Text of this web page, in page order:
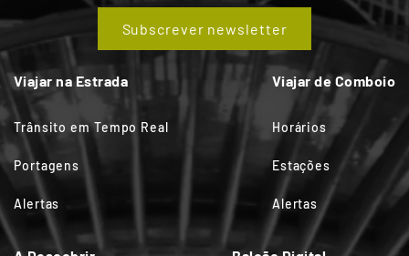
Subscrever newsletter
Viajar na Estrada
Trânsito em Tempo Real
Portagens
Alertas
Viajar de Comboio
Horários
Estações
Alertas